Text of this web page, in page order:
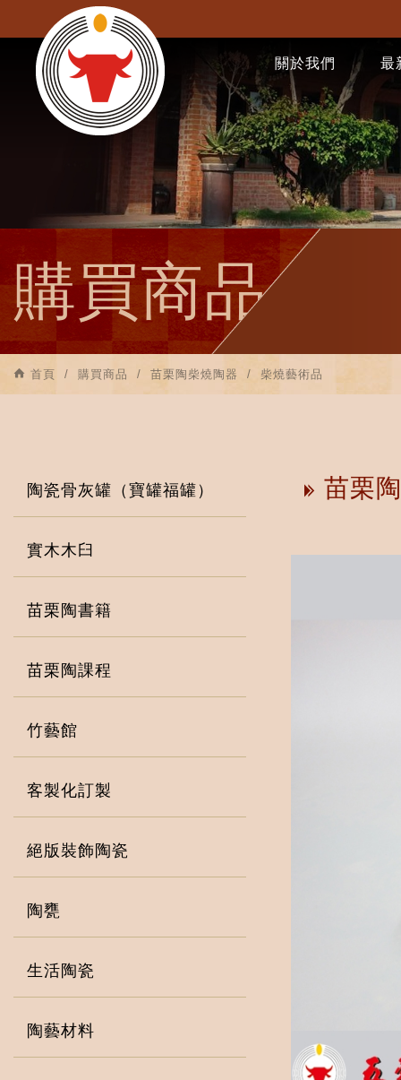
關於我們 最
購買商品
首頁 購買商品 苗栗陶柴燒陶器 柴燒藝術品
陶瓷骨灰罐（寶罐福罐）
實木木臼
苗栗陶書籍
苗栗陶課程
竹藝館
客製化訂製
絕版裝飾陶瓷
陶甕
生活陶瓷
陶藝材料
苗栗